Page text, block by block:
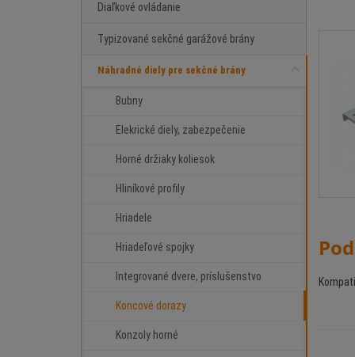
Diaľkové ovládanie
Typizované sekčné garážové brány
Náhradné diely pre sekčné brány
Bubny
Elekrické diely, zabezpečenie
Horné držiaky koliesok
Hliníkové profily
Hriadele
Hriadeľové spojky
Integrované dvere, príslušenstvo
Koncové dorazy
Konzoly horné